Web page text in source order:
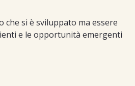
si è sviluppato ma essere
e le opportunità emergenti